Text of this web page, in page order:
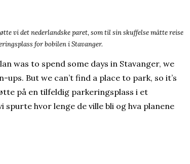
vi det nederlandske paret, som til sin skuffelse måtte reise
for bobilen i Stavanger.
was to spend some days in Stavanger, we
But we can’t find a place to park, so it’s
på en tilfeldig parkeringsplass i et
hvor lenge de ville bli og hva planene